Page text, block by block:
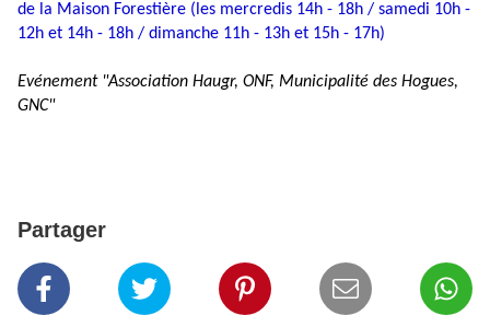
de la Maison Forestière (les mercredis 14h - 18h / samedi 10h -
12h et 14h - 18h / dimanche 11h - 13h et 15h - 17h)
Evénement "Association Haugr, ONF, Municipalité des Hogues,
GNC"
Partager